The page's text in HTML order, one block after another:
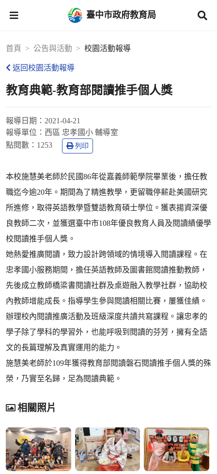
臺中市政府教育局
首頁 公告與活動 校園活動報導
返回校園活動報導
教育典範-教育部閱讀推手個人獎
報導日期： 2021-04-21
報導單位： 西區 忠孝國小 輔導室
點閱數： 1253 列印
本校施慧美老師於民國86年從嘉義師範學院畢業後，擔任教
職迄今逾20年。期間為了精進教學，更留職停薪赴美國研究
所進修，取得英語教學暨雙語教育碩士學位。獲表揚資深優
良教師二次，並獲選臺中市108年優良教育人員及閱讀績優學
校閱讀推手個人獎。
她熱愛推廣閱讀，致力設計跨領域的情境導入閱讀課程。在
忠孝國小服務期間，擔任英語教師及圖書館閱讀推動教師，
先後成立教師橋梁書閱讀社群及桌遊融入教學社群，協助校
內教師增能成長。指導學生參與閱讀相關比賽，屢獲佳績。
辦理校內閱讀推廣活動及班級深度共讀共寫課程。讓忠孝的
學子除了學科的學習外，也能呼吸到閱讀的芬芳，擁有全語
文的長篇理解及真實運用的能力。
施慧美老師於109年獲得教育部閱讀磐石閱讀推手個人獎的殊
榮，乃實至名歸，足為閱讀典範。
相關照片